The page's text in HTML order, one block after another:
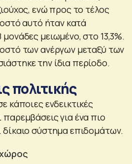
ενώ προς το τέλος
αυτό ήταν κατά
μειωμένο, στο 13,3%.
των ανέργων μεταξύ των
την ίδια περίοδο.
πολιτικής
κάποιες ενδεικτικές
για ένα πιο
σύστημα επιδομάτων.